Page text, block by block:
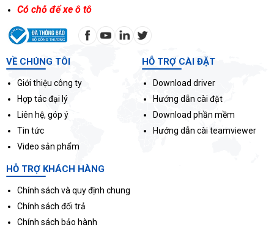
Có chỗ để xe ô tô
VỀ CHÚNG TÔI
Giới thiệu công ty
Hợp tác đại lý
Liên hệ, góp ý
Tin tức
Video sản phẩm
HỖ TRỢ CÀI ĐẶT
Download driver
Hướng dẫn cài đặt
Download phần mềm
Hướng dẫn cài teamviewer
HỖ TRỢ KHÁCH HÀNG
Chính sách và quy định chung
Chính sách đổi trả
Chính sách bảo hành